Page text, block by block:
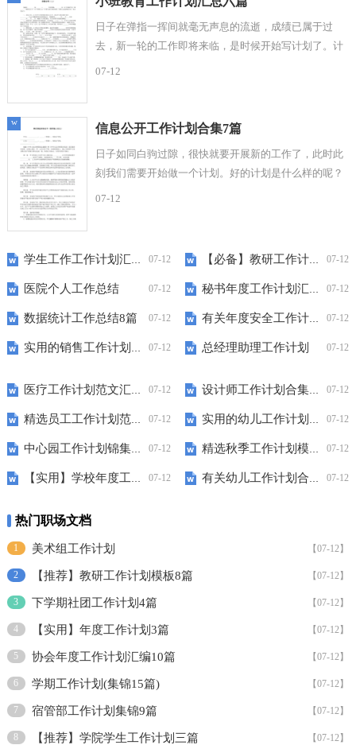
日子在弹指一挥间就毫无声息的流逝，成绩已属于过
去，新一轮的工作即将来临，是时候开始写计划了。计
划到底怎么拟定才合适呢？下面是小编为大家整理...
07-12
信息公开工作计划合集7篇
日子如同白驹过隙，很快就要开展新的工作了，此时此
刻我们需要开始做一个计划。好的计划是什么样的呢？
下面是小编收集整理的信息公开工作计划7篇，...
w
07-12
07-12
学生工作工作计划汇总6篇 07-12
【必备】教研工作计划4篇
07-12
医院个人工作总结 07-12
秘书年度工作计划汇编7篇
07-12
数据统计工作总结8篇 07-12
有关年度安全工作计划集合6篇
07-12
实用的销售工作计划五篇 07-12
总经理助理工作计划
07-12
医疗工作计划范文汇编六篇 07-12
设计师工作计划合集九篇
07-12
精选员工工作计划范文合集9篇 07-12
实用的幼儿工作计划集锦10篇
07-12
中心园工作计划锦集7篇 07-12
精选秋季工作计划模板汇总五篇
07-12
【实用】学校年度工作计划三篇 07-12
有关幼儿工作计划合集9篇
热门职场文档
1 【07-12】
美术组工作计划
2 【07-12】
【推荐】教研工作计划模板8篇
3 【07-12】
下学期社团工作计划4篇
4 【07-12】
【实用】年度工作计划3篇
5 【07-12】
协会年度工作计划汇编10篇
6 【07-12】
学期工作计划(集锦15篇)
7 【07-12】
宿管部工作计划集锦9篇
8 【07-12】
【推荐】学院学生工作计划三篇